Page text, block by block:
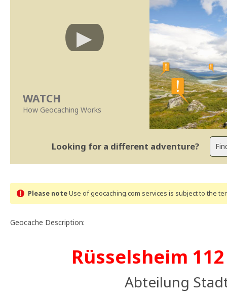
WATCH
How Geocaching Works
Looking for a different adventure?
Please noteUse of geocaching.com services is subject to the
Geocache Description:
Rüsselsheim
Abteilung